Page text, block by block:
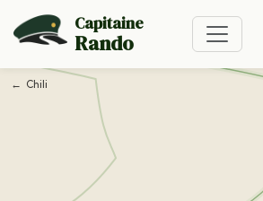
Capitaine
Rando
Chili